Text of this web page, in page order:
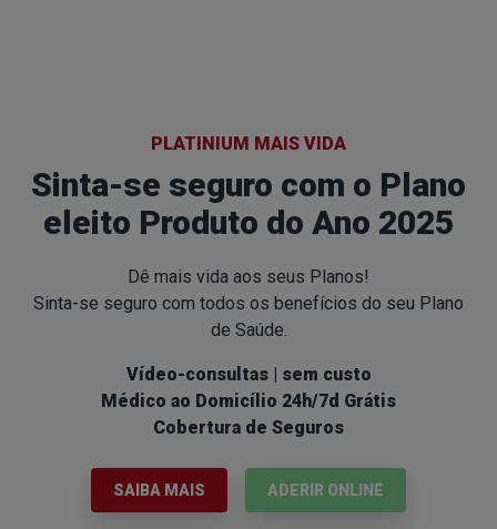
PLATINIUM MAIS VIDA
Sinta-se seguro com o Plano
eleito Produto do Ano 2025
Dê mais vida aos seus Planos!
Sinta-se seguro com todos os benefícios do seu Plano
de Saúde.
Vídeo-consultas| sem custo
Médico ao Domicílio 24h/7d Grátis
Cobertura de Seguros
SAIBA MAIS ADERIR ONLINE